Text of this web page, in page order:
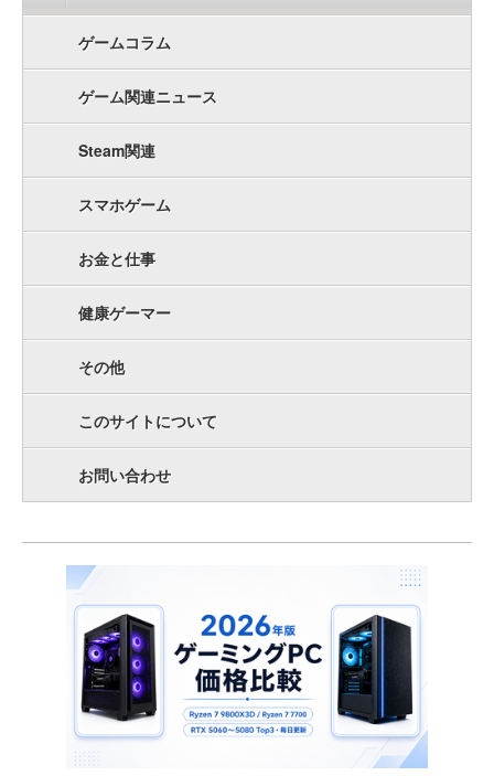
ゲームコラム
ゲーム関連ニュース
Steam関連
スマホゲーム
お金と仕事
健康ゲーマー
その他
このサイトについて
お問い合わせ